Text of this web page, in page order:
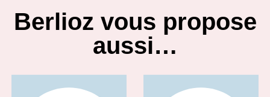
Berlioz vous propose
aussi…